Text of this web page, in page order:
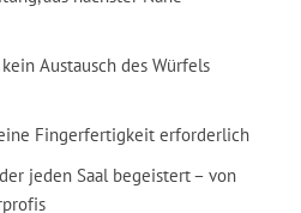
Austausch des Würfels
Fingerfertigkeit erforderlich
jeden Saal begeistert – von